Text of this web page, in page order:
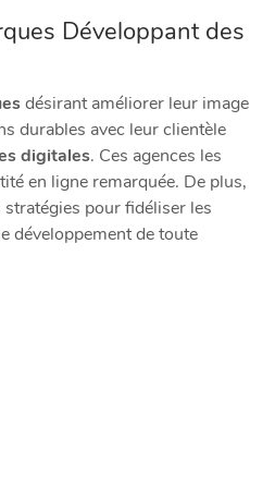
Développant des
désirant améliorer leur image
durables avec leur clientèle
digitales. Ces agences les
en ligne remarquée. De plus,
pour fidéliser les
développement de toute